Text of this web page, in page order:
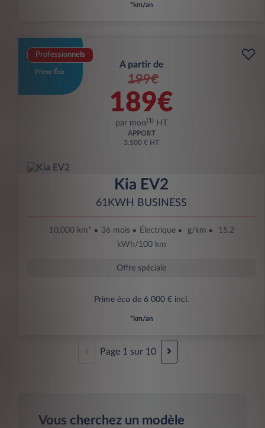
*km/an
Professionnels
Prime Éco
A partir de
199€
189€
par mois(1) HT
APPORT
3.500 € HT
Kia EV2
61KWH BUSINESS
10,000 km* 36 mois Électrique g/km
15.2
kWh/100 km
Offre spéciale
Prime éco de 6 000 € incl.
*km/an
Page 1 sur 10
Vous cherchez un modèle